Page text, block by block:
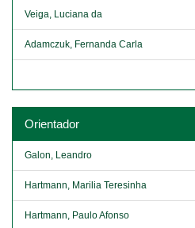
Veiga, Luciana da
Adamczuk, Fernanda Carla
Orientador
Galon, Leandro
Hartmann, Marilia Teresinha
Hartmann, Paulo Afonso